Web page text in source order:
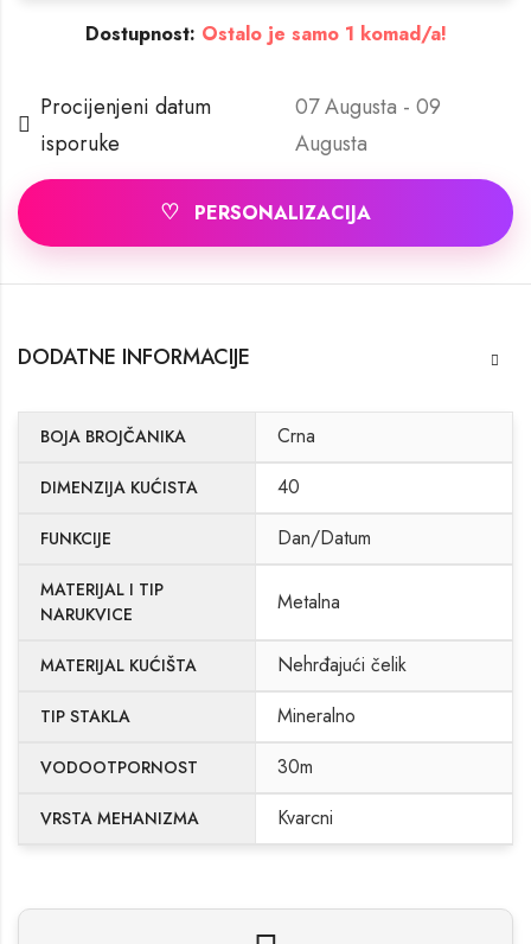
Dostupnost: Ostalo je samo 1 komad/a!
Procijenjeni datum
isporuke
07 Augusta - 09
Augusta
♡ PERSONALIZACIJA
DODATNE INFORMACIJE
BOJA BROJČANIKA Crna
DIMENZIJA KUĆISTA 40
FUNKCIJE Dan/Datum
MATERIJAL I TIP
NARUKVICE
Metalna
MATERIJAL KUĆIŠTA Nehrđajući čelik
TIP STAKLA Mineralno
VODOOTPORNOST 30m
VRSTA MEHANIZMA Kvarcni